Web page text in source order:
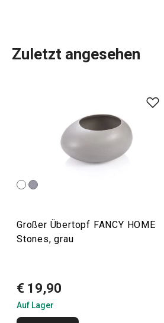
schönen und gemütlichen Ort zum
finden Sie in der Linie FANCY
geht, um die Organisation Ihres
Aufbewahrungsboxen
Organizern
Erleichterung des Bügelns
Kategorie. Wir haben auch die Düfte
vergessen:
Zuletzt angesehen
Großer Übertopf FANCY HOME
Stones, grau
€ 19,90
Auf Lager